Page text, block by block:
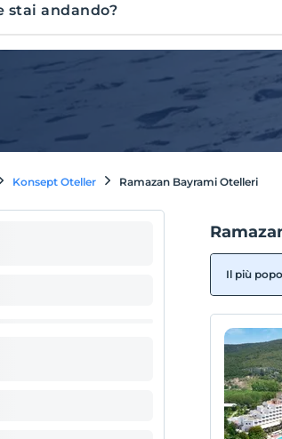
Konsept Oteller Ramazan Bayrami Otelleri
Il più